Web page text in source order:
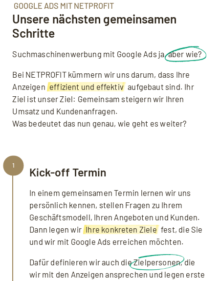
GOOGLE ADS MIT NETPROFIT
Unsere nächsten gemeinsamen
Schritte
Suchmaschinenwerbung mit Google Ads ja,aber wie?
Bei NETPROFIT kümmern wir uns darum, dass Ihre
Anzeigen effizient und effektiv aufgebaut sind. Ihr
Ziel ist unser Ziel: Gemeinsam steigern wir Ihren
Umsatz und Kundenanfragen.
Was bedeutet das nun genau, wie geht es weiter?
Kick-off Termin
In einem gemeinsamen Termin lernen wir uns
persönlich kennen, stellen Fragen zu Ihrem
Geschäftsmodell, Ihren Angeboten und Kunden.
Dann legen wir Ihre konkreten Ziele fest, die Sie
und wir mit Google Ads erreichen möchten.
Dafür definieren wir auch dieZielpersonen, die
wir mit den Anzeigen ansprechen und legen erste
1